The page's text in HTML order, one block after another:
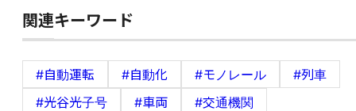
関連キーワード
#自動運転 #自動化 #モノレール
#列車
#光谷光子号
#車両 #交通機関